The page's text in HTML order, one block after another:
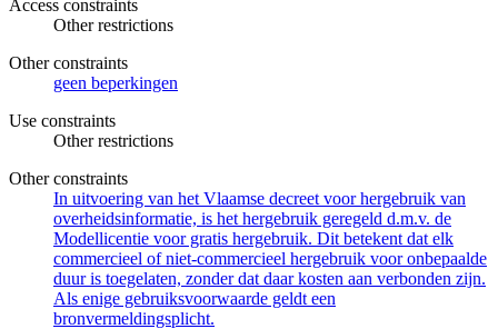
Access constraints
Other restrictions
Other constraints
geen beperkingen
Use constraints
Other restrictions
Other constraints
In uitvoering van het Vlaamse decreet voor hergebruik van
overheidsinformatie, is het hergebruik geregeld d.m.v. de
Modellicentie voor gratis hergebruik. Dit betekent dat elk
commercieel of niet-commercieel hergebruik voor onbepaalde
duur is toegelaten, zonder dat daar kosten aan verbonden zijn.
Als enige gebruiksvoorwaarde geldt een
bronvermeldingsplicht.